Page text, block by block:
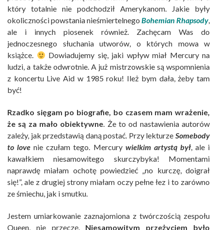
który totalnie nie podchodził Amerykanom. Jakie były
okoliczności powstania nieśmiertelnego Bohemian Rhapsody,
ale i innych piosenek również. Zachęcam Was do
jednoczesnego słuchania utworów, o których mowa w
książce.
Dowiadujemy się, jaki wpływ miał Mercury na
ludzi, a także odwrotnie. A już mistrzowskie są wspomnienia
z koncertu Live Aid w 1985 roku! Ileż bym dała, żeby tam
być!
Rzadko sięgam po biografie, bo czasem mam wrażenie,
że są za mało obiektywne. Że to od nastawienia autorów
zależy, jak przedstawią daną postać. Przy lekturze Somebody
to love nie czułam tego. Mercury wielkim artystą był, ale i
kawałkiem niesamowitego skurczybyka! Momentami
naprawdę miałam ochotę powiedzieć „no kurczę, doigrał
się!”, ale z drugiej strony miałam oczy pełne łez i to zarówno
ze śmiechu, jak i smutku.
Jestem umiarkowanie zaznajomiona z twórczością zespołu
Queen, nie przeczę. Niesamowitym przeżyciem było